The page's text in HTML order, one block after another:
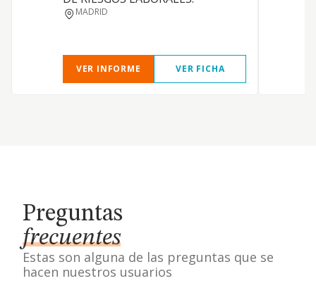
MADRID
VER INFORME VER FICHA
Preguntas
frecuentes
Estas son alguna de las preguntas que se
hacen nuestros usuarios